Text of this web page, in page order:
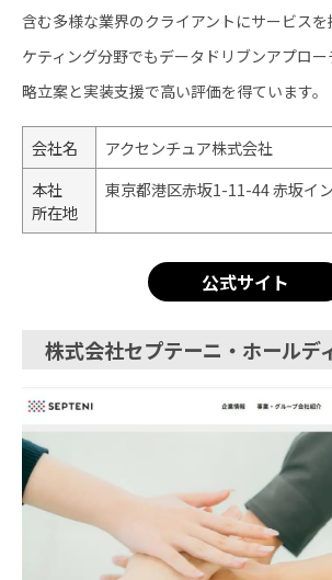
含む多様な業界のクライアントにサービス
ケティング分野でもデータドリブンアプロ
略立案と実装支援で高い評価を得ています。
会社名
アクセンチュア株式会社
本社
所在地
東京都港区赤坂1-11-44 赤坂イ
公式サイト
株式会社セプテーニ・ホールデ